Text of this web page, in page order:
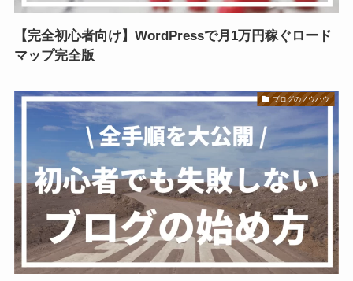
【完全初心者向け】WordPressで月1万円稼ぐロード
マップ完全版
ブログのノウハウ